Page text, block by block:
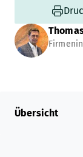
Übersicht